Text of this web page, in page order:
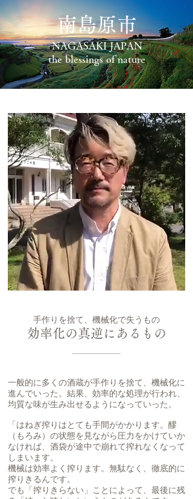
南島原市
NAGASAKI JAPAN
the blessings of nature
手作りを捨て、機械化で失うもの
効率化の真逆にあるもの
一般的に多くの酒蔵が手作りを捨て、機械化に
進んでいった。結果、効率的な処理が行われ、
均質な味が生み出せるようになっていった。
「はねぎ搾りはとても手間がかかります。醪
（もろみ）の状態を見ながら圧力をかけていか
なければ、酒袋が途中で崩れて搾れなくなって
しまいます。
機械は効率よく搾ります。無駄なく、徹底的に
搾りきるんです。
でも「搾りきらない」ことによって、最後に残